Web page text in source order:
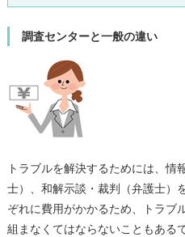
調査センターと一般の違い
トラブルを解決するためには、情
士）、和解示談・裁判（弁護士）
ぞれに費用がかかるため、トラブ
組まなくてはならないこともある